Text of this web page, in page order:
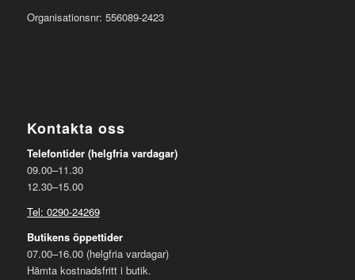
Organisationsnr: 556089-2423
Kontakta oss
Telefontider (helgfria vardagar)
09.00–11.30
12.30–15.00
Tel: 0290-24269
Butikens öppettider
07.00–16.00 (helgfria vardagar)
Hämta kostnadsfritt i butik.